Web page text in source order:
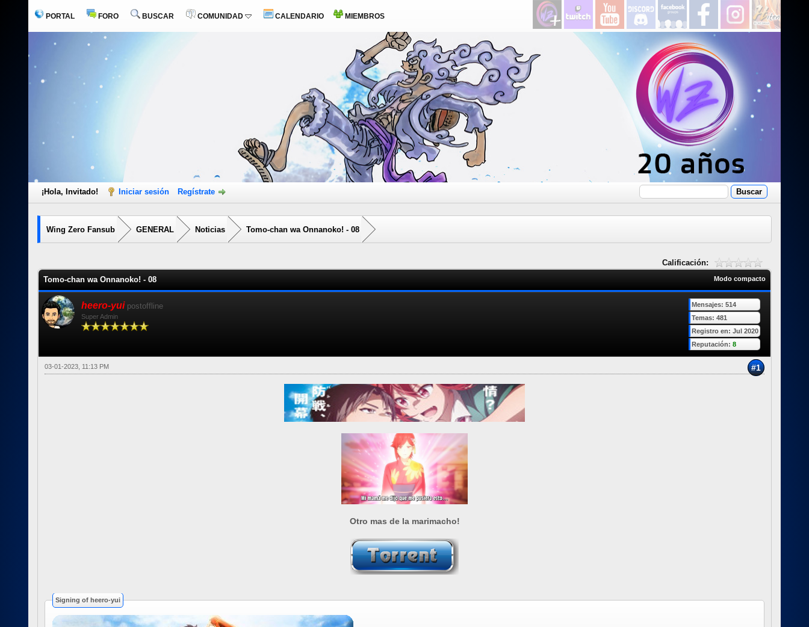
PORTAL FORO BUSCAR COMUNIDAD CALENDARIO MIEMBROS
¡Hola, Invitado! Iniciar sesión Regístrate
Wing Zero Fansub GENERAL Noticias Tomo-chan wa Onnanoko! - 08
Calificación:
Modo compacto
Tomo-chan wa Onnanoko! - 08
heero-yui postoffline
Super Admin
Mensajes: 514
Temas: 481
Registro en: Jul 2020
Reputación: 8
#1
03-01-2023, 11:13 PM
Otro mas de la marimacho!
Signing of heero-yui